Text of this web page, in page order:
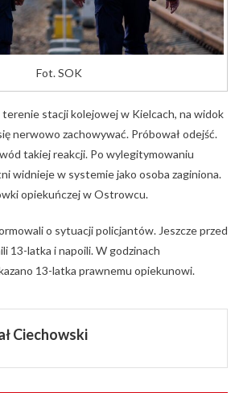
Fot. SOK
stacji kolejowej w Kielcach, na widok
nerwowo zachowywać. Próbował odejść.
takiej reakcji. Po wylegitymowaniu
widnieje w systemie jako osoba zaginiona.
opiekuńczej w Ostrowcu.
o sytuacji policjantów. Jeszcze przed
13-latka i napoili. W godzinach
13-latka prawnemu opiekunowi.
Ciechowski